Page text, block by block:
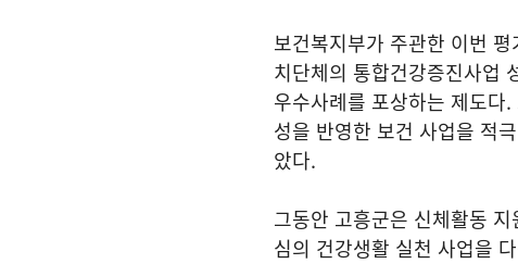
보건복지부가 주관한 이번
치단체의 통합건강증진사업
우수사례를 포상하는 제도다
성을 반영한 보건 사업을 적
았다.
그동안 고흥군은 신체활동
심의 건강생활 실천 사업을